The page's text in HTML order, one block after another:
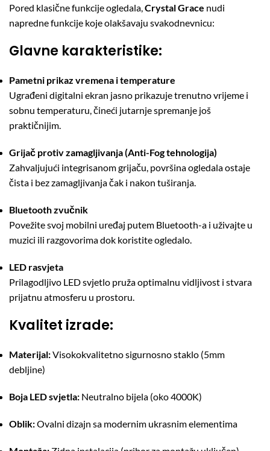
Pored klasične funkcije ogledala,Crystal Grace nudi
napredne funkcije koje olakšavaju svakodnevnicu:
Glavne karakteristike:
Pametni prikaz vremena i temperature
Ugrađeni digitalni ekran jasno prikazuje trenutno vrijeme i
sobnu temperaturu, čineći jutarnje spremanje još
praktičnijim.
Grijač protiv zamagljivanja (Anti-Fog tehnologija)
Zahvaljujući integrisanom grijaču, površina ogledala ostaje
čista i bez zamagljivanja čak i nakon tuširanja.
Bluetooth zvučnik
Povežite svoj mobilni uređaj putem Bluetooth-a i uživajte u
muzici ili razgovorima dok koristite ogledalo.
LED rasvjeta
Prilagodljivo LED svjetlo pruža optimalnu vidljivost i stvara
prijatnu atmosferu u prostoru.
Kvalitet izrade:
Materijal:Visokokvalitetno sigurnosno staklo (5mm
debljine)
Boja LED svjetla: Neutralno bijela (oko 4000K)
Oblik:Ovalni dizajn sa modernim ukrasnim elementima